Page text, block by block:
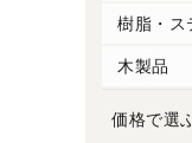
樹脂・ス
木製品
価格で選